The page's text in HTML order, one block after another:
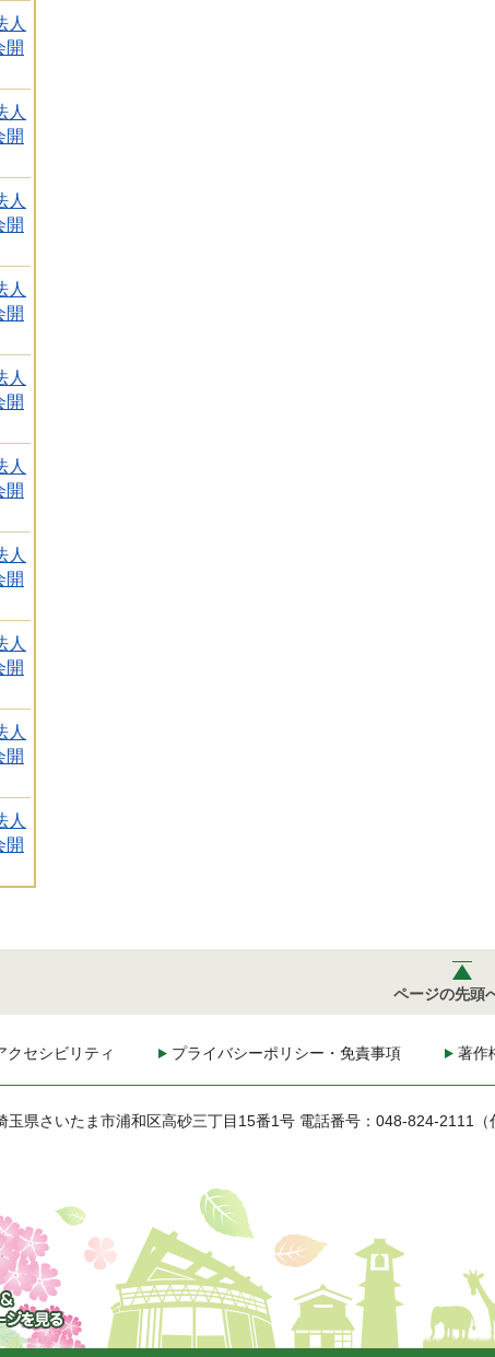
人
開
人
開
人
開
人
開
人
開
人
開
人
開
人
開
人
開
人
開
ページの先頭
クセシビリティ プライバシーポリシー・免責事項 著作
玉県さいたま市浦和区高砂三丁目15番1号 電話番号：048-824-2111（
さいた